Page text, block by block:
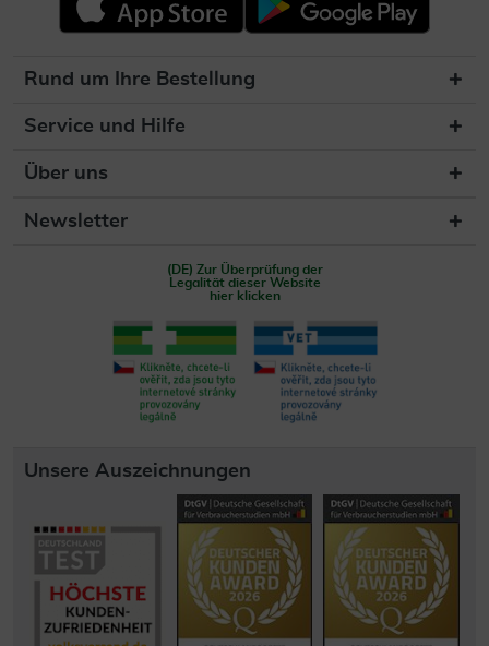
Rund um Ihre Bestellung
Service und Hilfe
Über uns
Newsletter
(DE) Zur Überprüfung der
Legalität dieser Website
hier klicken
Unsere Auszeichnungen